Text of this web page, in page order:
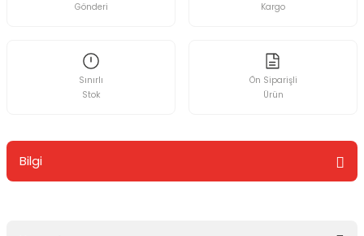
Gönderi
Kargo
Sınırlı
Stok
Ön Siparişli
Ürün
Bilgi